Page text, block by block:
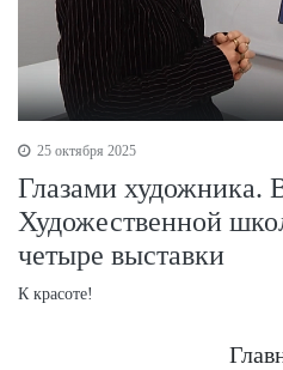
25 октября 2025
Глазами художника.
Художественной
четыре выставки
К красоте!